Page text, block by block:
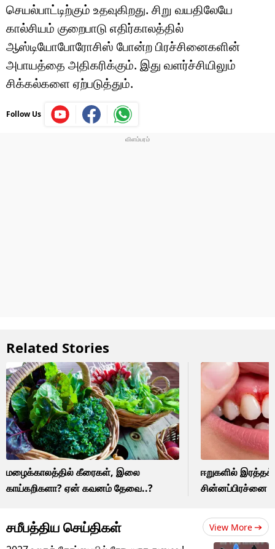
செயல்பாட்டிற்கும் உதவுகிறது. சிறு வயதிலேயே
கால்சியம் குறைபாடு எதிர்காலத்தில்
ஆஸ்டியோபோரோசிஸ் போன்ற பிரச்சினைகளின்
அபாயத்தை அதிகரிக்கும். இது வளர்ச்சியிலும்
சிக்கல்களை ஏற்படுத்தும்.
Follow Us
Related Stories
மழைக்காலத்தில் கீரைகள், இலை
காய்கறிகளா? ஏன் கவனம் தேவை..?
ஈறுகளில் இரத்தக்
சின்னப்பிரச்னை
சமீபத்திய செய்திகள் View More